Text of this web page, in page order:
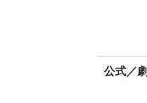
公式／